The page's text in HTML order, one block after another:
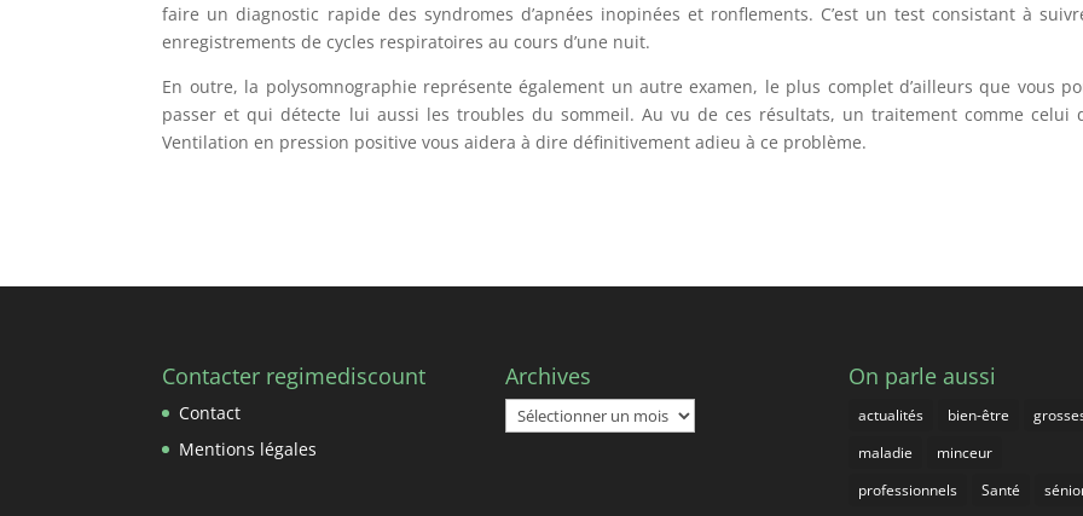
faire un diagnostic rapide des syndromes d’apnées inopinées et ronflements. C’est un test consistant à
enregistrements de cycles respiratoires au cours d’une nuit.
En outre, la polysomnographie représente également un autre examen, le plus complet d’ailleurs que vous
passer et qui détecte lui aussi les troubles du sommeil. Au vu de ces résultats, un traitement comme celui
Ventilation en pression positive vous aidera à dire définitivement adieu à ce problème.
Contacter regimediscount
Contact
Mentions légales
Archives
Archives
On parle aussi
actualités bien-être
maladie
minceur
professionnels
Santé